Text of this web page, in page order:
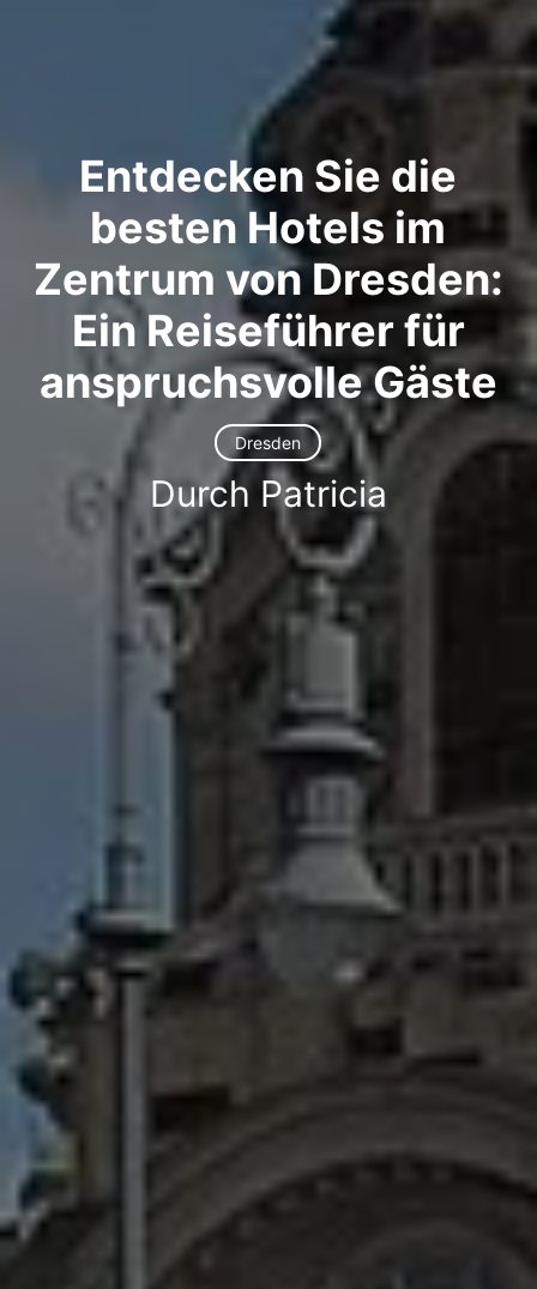
Entdecken Sie die
besten Hotels im
Zentrum von Dresden:
Ein Reiseführer für
anspruchsvolle Gäste
Dresden
Durch Patricia